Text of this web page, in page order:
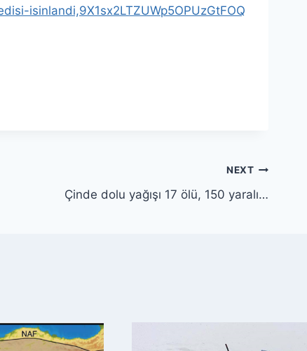
isinlandi,9X1sx2LTZUWp5OPUzGtFOQ
NEXT
Çinde dolu yağışı 17 ölü, 150 yaralı…